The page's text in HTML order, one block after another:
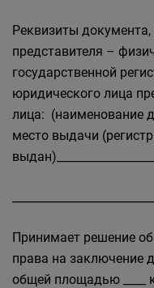
Реквизиты
представителя –
государственной
юридического лица
лица: (наименование
место выдачи
Принимает решение
права на заключение
общей площадью ____